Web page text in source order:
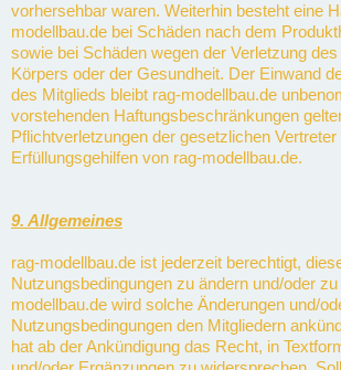
vorhersehbar waren. Weiterhin besteht eine
modellbau.de bei Schäden nach dem
sowie bei Schäden wegen der Verletzung
Körpers oder der Gesundheit. Der Einwand
des Mitglieds bleibt rag-modellbau.de
vorstehenden Haftungsbeschränkungen
Pflichtverletzungen der gesetzlichen Vertreter
Erfüllungsgehilfen von rag-modellbau.de.
9. Allgemeines
rag-modellbau.de ist jederzeit berechtigt,
Nutzungsbedingungen zu ändern und/oder
modellbau.de wird solche Änderungen und/
Nutzungsbedingungen den Mitgliedern
hat ab der Ankündigung das Recht, in